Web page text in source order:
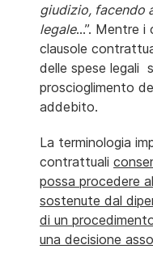
giudizio, facendo
legale…”. Mentre i
clausole
delle spese legali
proscioglimento
addebito.
La terminologia
contrattuali
possa procedere
sostenute dal
di un
una decisione